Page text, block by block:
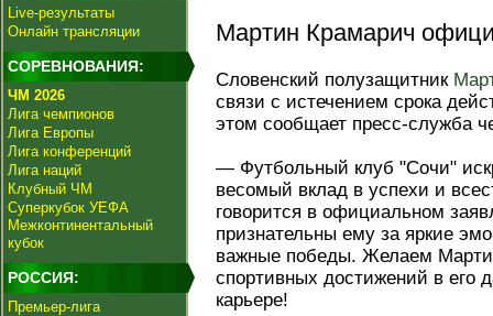
Live-результаты
Онлайн трансляции
СОРЕВНОВАНИЯ:
ЧМ 2026
Лига чемпионов
Лига Европы
Лига конференций
Лига наций
Клубный ЧМ
Суперкубок УЕФА
Межконтинентальный
кубок
РОССИЯ:
Премьер-лига
Мартин Крамарич
Словенский полузащитник
связи с истечением срока
этом сообщает пресс-служба
— Футбольный клуб "Сочи"
весомый вклад в успехи и
говорится в официальном
признательны ему за яркие
важные победы. Желаем
спортивных достижений в его
карьере!